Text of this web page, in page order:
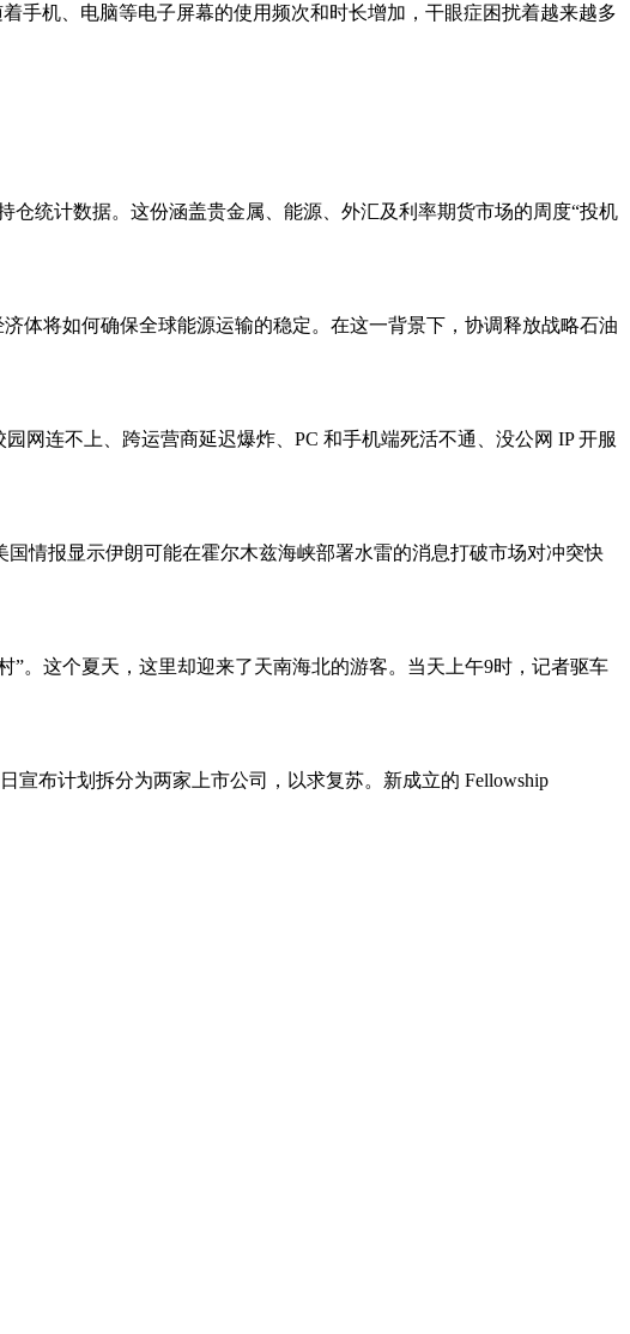
手机、电脑等电子屏幕的使用频次和时长增加，干眼症困扰着越来越多
统计数据。这份涵盖贵金属、能源、外汇及利率期货市场的周度“投机
将如何确保全球能源运输的稳定。在这一背景下，协调释放战略石油
网连不上、跨运营商延迟爆炸、PC 和手机端死活不通、没公网 IP 开服
情报显示伊朗可能在霍尔木兹海峡部署水雷的消息打破市场对冲突快
。这个夏天，这里却迎来了天南海北的游客。当天上午9时，记者驱车
宣布计划拆分为两家上市公司，以求复苏。新成立的 Fellowship